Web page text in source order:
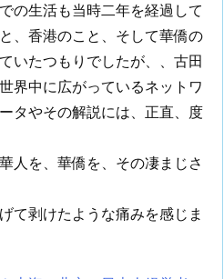
の生活も当時二年を経過して
、香港のこと、そして華僑の
いたつもりでしたが、、古田
界中に広がっているネットワ
タやその解説には、正直、度
人を、華僑を、その凄まじさ
て剥けたような痛みを感じま